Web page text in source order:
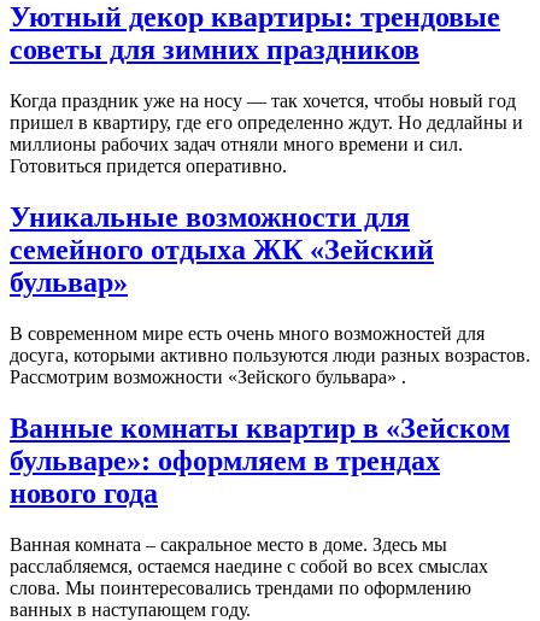
Уютный декор квартиры: трендовые
советы для зимних праздников
Когда праздник уже на носу — так хочется, чтобы новый год
пришел в квартиру, где его определенно ждут. Но дедлайны и
миллионы рабочих задач отняли много времени и сил.
Готовиться придется оперативно.
Уникальные возможности для
семейного отдыха ЖК «Зейский
бульвар»
В современном мире есть очень много возможностей для
досуга, которыми активно пользуются люди разных возрастов.
Рассмотрим возможности «Зейского бульвара» .
Ванные комнаты квартир в «Зейском
бульваре»: оформляем в трендах
нового года
Ванная комната – сакральное место в доме. Здесь мы
расслабляемся, остаемся наедине с собой во всех смыслах
слова. Мы поинтересовались трендами по оформлению
ванных в наступающем году.